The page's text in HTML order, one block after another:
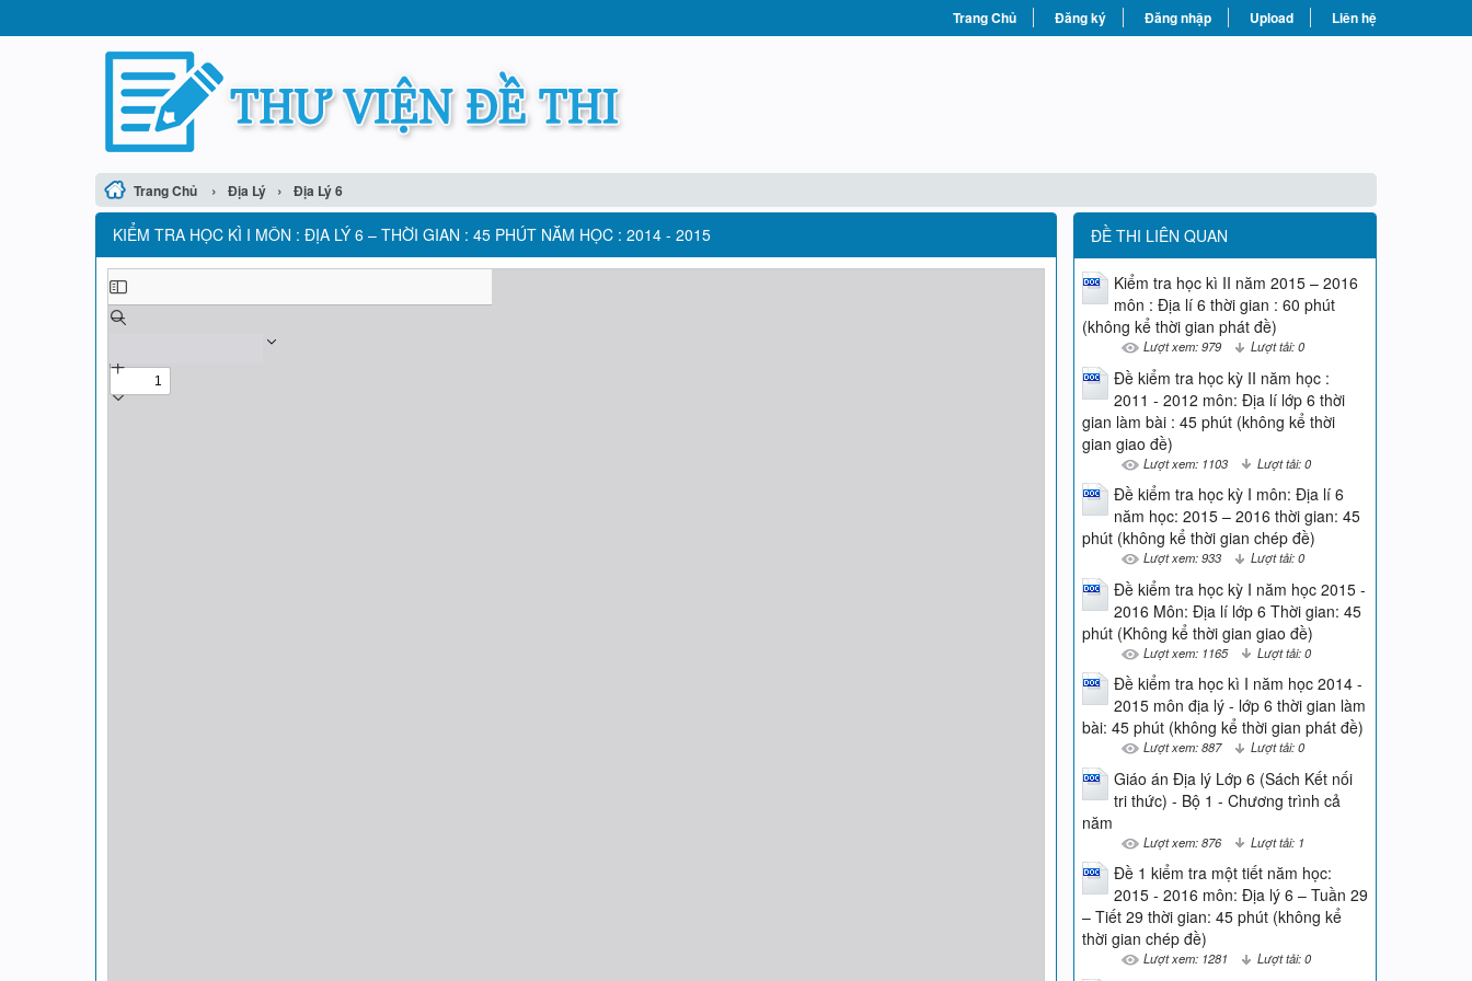
Trang Chủ Đăng ký Đăng nhập Upload Liên hệ
Trang Chủ › Địa Lý › Địa Lý 6
KIỂM TRA HỌC KÌ I MÔN : ĐỊA LÝ 6 – THỜI GIAN : 45 PHÚT NĂM HỌC : 2014 - 2015 ĐỀ THI LIÊN QUAN
Kiểm tra học kì II năm 2015 – 2016
môn : Địa lí 6 thời gian : 60 phút
(không kể thời gian phát đề)
Lượt xem: 979 Lượt tải: 0
Đề kiểm tra học kỳ II năm học :
2011 - 2012 môn: Địa lí lớp 6 thời
gian làm bài : 45 phút (không kể thời
gian giao đề)
Lượt xem: 1103 Lượt tải: 0
Đề kiểm tra học kỳ I môn: Địa lí 6
năm học: 2015 – 2016 thời gian: 45
phút (không kể thời gian chép đề)
Lượt xem: 933 Lượt tải: 0
Đề kiểm tra học kỳ I năm học 2015 -
2016 Môn: Địa lí lớp 6 Thời gian: 45
phút (Không kể thời gian giao đề)
Lượt xem: 1165 Lượt tải: 0
Đề kiểm tra học kì I năm học 2014 -
2015 môn địa lý - lớp 6 thời gian làm
bài: 45 phút (không kể thời gian phát đề)
Lượt xem: 887 Lượt tải: 0
Giáo án Địa lý Lớp 6 (Sách Kết nối
tri thức) - Bộ 1 - Chương trình cả
năm
Lượt xem: 876 Lượt tải: 1
Đề 1 kiểm tra một tiết năm học:
2015 - 2016 môn: Địa lý 6 – Tuần 29
– Tiết 29 thời gian: 45 phút (không kể
thời gian chép đề)
Lượt xem: 1281 Lượt tải: 0